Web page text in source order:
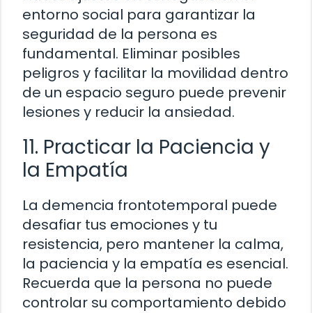
entorno social para garantizar la
seguridad de la persona es
fundamental. Eliminar posibles
peligros y facilitar la movilidad dentro
de un espacio seguro puede prevenir
lesiones y reducir la ansiedad.
11. Practicar la Paciencia y
la Empatía
La demencia frontotemporal puede
desafiar tus emociones y tu
resistencia, pero mantener la calma,
la paciencia y la empatía es esencial.
Recuerda que la persona no puede
controlar su comportamiento debido